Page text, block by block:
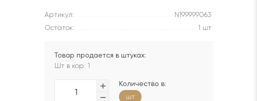
Артикул:
N199999063
Остаток:
1 шт
Товар продается в штуках:
Шт в кор: 1
Количество в:
шт